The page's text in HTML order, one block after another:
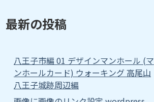
最新の投稿
八王子市編 01 デザインマンホール (マ
ンホールカード) ウォーキング 高尾山
八王子城跡周辺編